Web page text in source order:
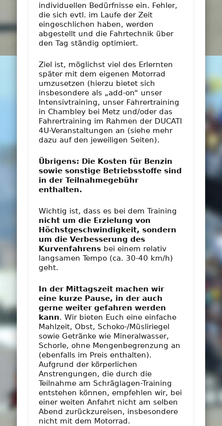
individuellen Bedürfnisse ein. Fehler,
die sich evtl. im Laufe der Zeit
eingeschlichen haben, werden
abgestellt und die Fahrtechnik über
den Tag ständig optimiert.
Ziel ist, möglichst viel des Erlernten
später mit dem eigenen Motorrad
umzusetzen (hierzu bietet sich
insbesondere als „add-on“ unser
Intensivtraining, unser Fahrertraining
in Chambley bei Metz und/oder das
Fahrertraining im Rahmen der DUCATI
4U-Veranstaltungen an (siehe mehr
dazu auf den jeweiligen Seiten).
Übrigens: Die Kosten für Benzin
sowie sonstige Betriebsstoffe sind
in der Teilnahmegebühr
enthalten.
Wichtig ist, dass es bei dem Training
nicht um die Erzielung von
Höchstgeschwindigkeit, sondern
um die Verbesserung des
Kurvenfahrens bei einem relativ
langsamen Tempo (ca. 30-40 km/h)
geht.
In der Mittagszeit machen wir
eine kurze Pause, in der auch
gerne weiter gefahren werden
kann. Wir bieten Euch eine einfache
Mahlzeit, Obst, Schoko-/Müsliriegel
sowie Getränke wie Mineralwasser,
Schorle, ohne Mengenbegrenzung an
(ebenfalls im Preis enthalten).
Aufgrund der körperlichen
Anstrengungen, die durch die
Teilnahme am Schräglagen-Training
entstehen können, empfehlen wir, bei
einer weiten Anfahrt nicht am selben
Abend zurückzureisen, insbesondere
nicht mit dem Motorrad.